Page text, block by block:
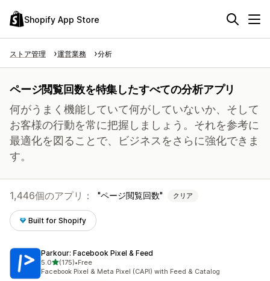
Shopify App Store
ストア管理 運営業務 分析
ページ閲覧回数を特集したすべての分析アプリ
何がうまく機能していて何がしていないか、そして
お客様の行動を常に把握しましょう。それを参考に
最適化を図ることで、ビジネスをさらに強化できま
す。
1,446個のアプリ： ページ閲覧回数 クリア
Built for Shopify
Parkour: Facebook Pixel & Feed
5.05つ星中
(175)
合計レビュー数：175件
•Free
Facebook Pixel & Meta Pixel (CAPI) with Feed & Catalog